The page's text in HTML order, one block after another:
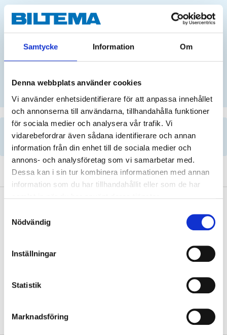
Samtycke Information Om
Denna webbplats använder cookies
Vi använder enhetsidentifierare för att anpassa innehållet
och annonserna till användarna, tillhandahålla funktioner
för sociala medier och analysera vår trafik. Vi
vidarebefordrar även sådana identifierare och annan
information från din enhet till de sociala medier och
annons- och analysföretag som vi samarbetar med.
Dessa kan i sin tur kombinera informationen med annan
information som du har tillhandahållit eller som de har
Nödvändig
Inställningar
Statistik
Marknadsföring
S
SELECT CAR MANUALLY
Important information when searching for spare
parts by reg. number and service recommendations.
Technical specifications